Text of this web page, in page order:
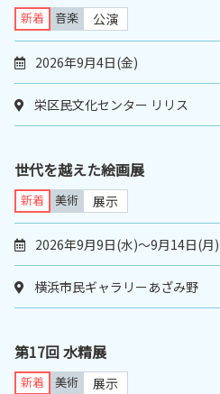
新着 音楽 公演
2026年9月4日(金)
栄区民文化センター リリス
世代を越えた絵画展
新着 美術 展示
2026年9月9日(水)〜9月14日(月)
横浜市民ギャラリーあざみ野
第17回 水精展
新着 美術 展示